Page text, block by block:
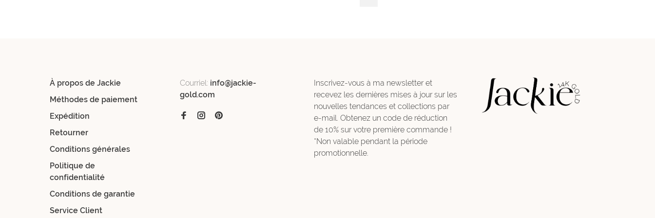
À propos de Jackie
Méthodes de paiement
Expédition
Retourner
Conditions générales
Politique de
confidentialité
Conditions de garantie
Service Client
Courriel: info@jackie-
gold.com
Inscrivez-vous à ma newsletter et
recevez les dernières mises à jour sur les
nouvelles tendances et collections par
e-mail. Obtenez un code de réduction
de 10% sur votre première commande !
*Non valable pendant la période
promotionnelle.